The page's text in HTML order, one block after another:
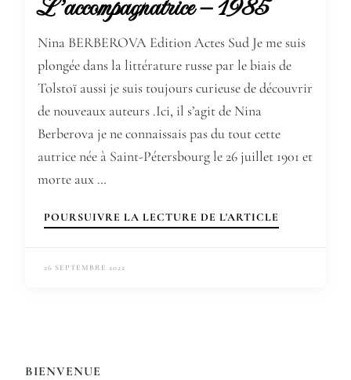
L’accompagnatrice – 1985
Nina BERBEROVA Edition Actes Sud Je me suis
plongée dans la littérature russe par le biais de
Tolstoï aussi je suis toujours curieuse de découvrir
de nouveaux auteurs .Ici, il s’agit de Nina
Berberova je ne connaissais pas du tout cette
autrice née à Saint-Pétersbourg le 26 juillet 1901 et
morte aux …
POURSUIVRE LA LECTURE DE L'ARTICLE
26 SEPTEMBRE 2022
BIENVENUE